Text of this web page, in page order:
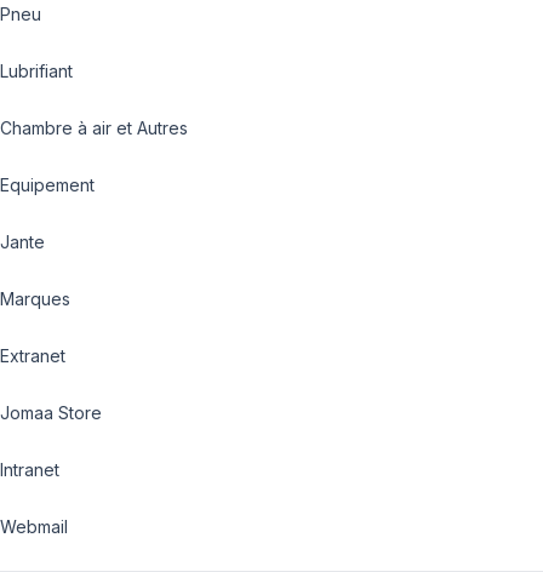
Pneu
Lubrifiant
Chambre à air et Autres
Equipement
Jante
Marques
Extranet
Jomaa Store
Intranet
Webmail